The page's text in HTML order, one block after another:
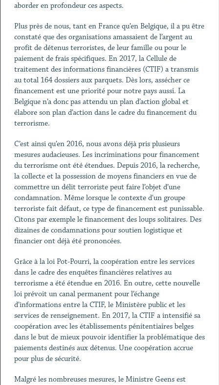
aborder en profondeur ces aspects.
Plus près de nous, tant en France qu’en Belgique, il a pu être
constaté que des organisations amassaient de l’argent au
profit de détenus terroristes, de leur famille ou pour le
paiement de frais spécifiques. En 2017, la Cellule de
traitement des informations financières (CTIF) a transmis
au total 164 dossiers aux parquets. Dès lors, assécher ce
financement est une priorité pour notre pays aussi. La
Belgique n’a donc pas attendu un plan d’action global et
élabore son plan d’action dans le cadre du financement du
terrorisme.
C’est ainsi qu’en 2016, nous avons déjà pris plusieurs
mesures audacieuses. Les incriminations pour financement
du terrorisme ont été étendues. Depuis 2016, la recherche,
la collecte et la possession de moyens financiers en vue de
commettre un délit terroriste peut faire l’objet d’une
condamnation. Même lorsque le contexte d'un groupe
terroriste fait défaut, ce type de financement est punissable.
Citons par exemple le financement des loups solitaires. Des
dizaines de condamnations pour soutien logistique et
financier ont déjà été prononcées.
Grâce à la loi Pot-Pourri, la coopération entre les services
dans le cadre des enquêtes financières relatives au
terrorisme a été étendue en 2016. En outre, cette nouvelle
loi prévoit un canal permanent pour l’échange
d’informations entre la CTIF, le Ministère public et les
services de renseignement. En 2017, la CTIF a intensifié sa
coopération avec les établissements pénitentiaires belges
dans le but de mieux pouvoir identifier la problématique des
paiements destinés aux détenus. Une coopération accrue
pour plus de sécurité.
Malgré les nombreuses mesures, le Ministre Geens est